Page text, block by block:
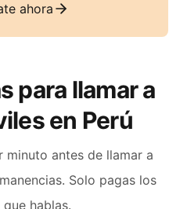
ahora
para llamar a
en Perú
minuto antes de llamar a
Solo pagas los
hablas.